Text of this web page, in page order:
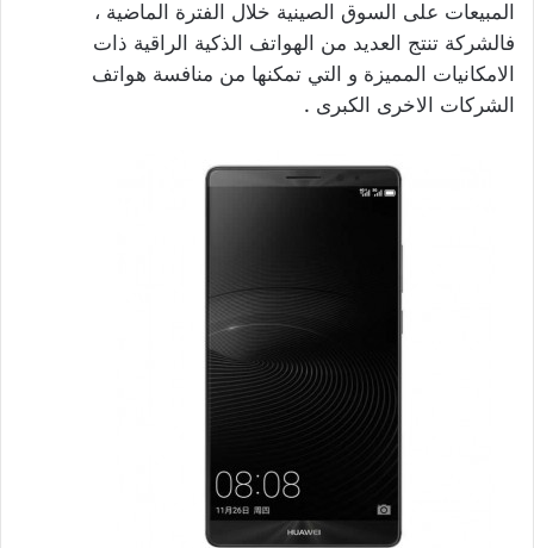
المبيعات على السوق الصينية خلال الفترة الماضية ،
فالشركة تنتج العديد من الهواتف الذكية الراقية ذات
الامكانيات المميزة و التي تمكنها من منافسة هواتف
الشركات الاخرى الكبرى .